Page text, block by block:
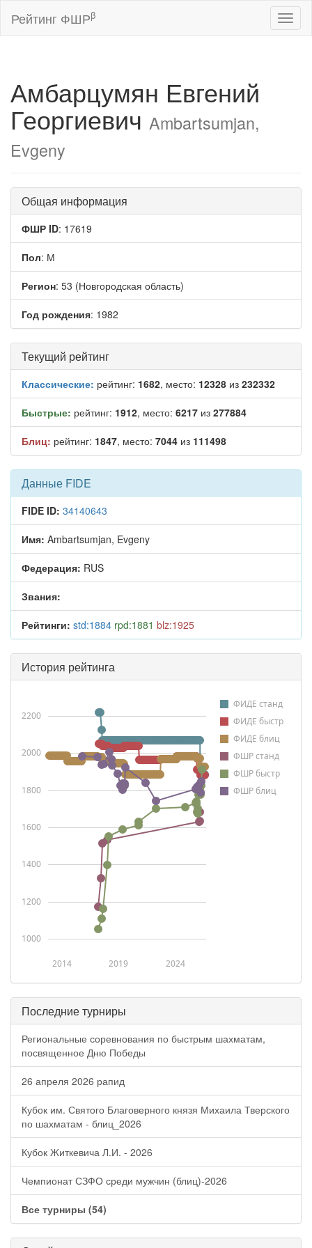
Рейтинг ФШРβ
Амбарцумян Евгений
Георгиевич Ambartsumjan,
Evgeny
Общая информация
ФШР ID: 17619
Пол: М
Регион: 53 (Новгородская область)
Год рождения: 1982
Текущий рейтинг
Классические: рейтинг: 1682, место: 12328 из 232332
Быстрые: рейтинг: 1912, место: 6217 из 277884
Блиц: рейтинг: 1847, место: 7044 из 111498
Данные FIDE
FIDE ID: 34140643
Имя: Ambartsumjan, Evgeny
Федерация: RUS
Звания:
Рейтинги: std:1884 rpd:1881 blz:1925
История рейтинга
ФИДЕ станд
ФИДЕ быстр
ФИДЕ блиц
ФШР станд
ФШР быстр
ФШР блиц
2014 2019 2024
1000
1200
1400
1600
1800
2000
2200
Последние турниры
Региональные соревнования по быстрым шахматам,
посвященное Дню Победы
26 апреля 2026 рапид
Кубок им. Святого Благоверного князя Михаила Тверского
по шахматам - блиц_2026
Кубок Житкевича Л.И. - 2026
Чемпионат СЗФО среди мужчин (блиц)-2026
Все турниры (54)